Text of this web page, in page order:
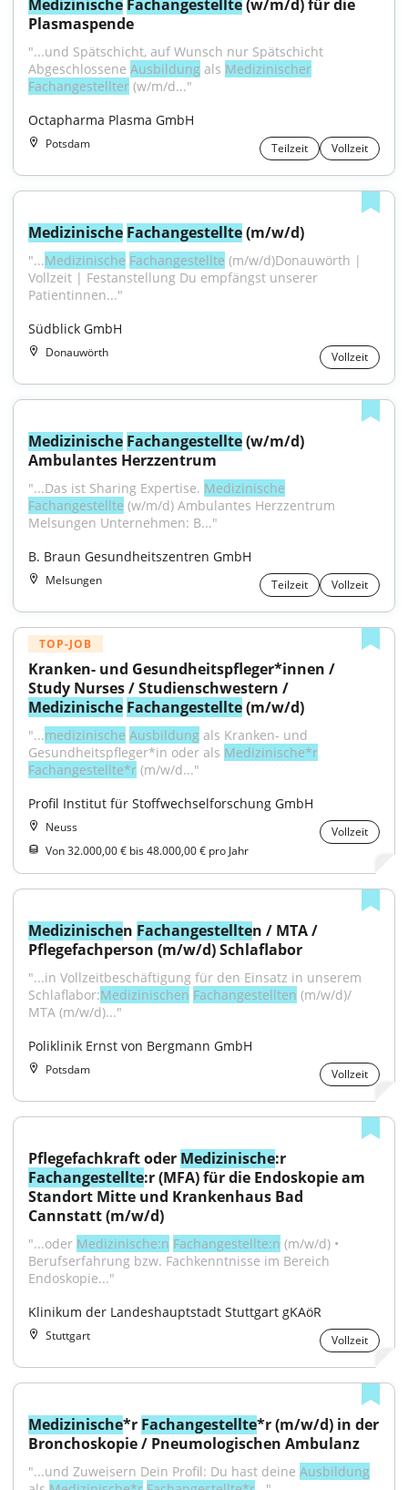
Medizinische Fachangestellte (w/m/d) für die
Plasmaspende
"...und Spätschicht, auf Wunsch nur Spätschicht
Abgeschlossene Ausbildung als Medizinischer
Fachangestellter (w/m/d..."
Octapharma Plasma GmbH
Potsdam Teilzeit Vollzeit
Medizinische Fachangestellte (m/w/d)
"...Medizinische Fachangestellte (m/w/d)Donauwörth |
Vollzeit | Festanstellung Du empfängst unserer
Patientinnen..."
Südblick GmbH
Donauwörth Vollzeit
Medizinische Fachangestellte (w/m/d)
Ambulantes Herzzentrum
"...Das ist Sharing Expertise. Medizinische
Fachangestellte (w/m/d) Ambulantes Herzzentrum
Melsungen Unternehmen: B..."
B. Braun Gesundheitszentren GmbH
Melsungen Teilzeit Vollzeit
TOP-JOB
Kranken- und Gesundheitspfleger*innen /
Medizinische Fachangestellte (m/w/d)
"...medizinische Ausbildung als Kranken- und
Gesundheitspfleger*in oder als Medizinische*r
Fachangestellte*r (m/w/d..."
Profil Institut für Stoffwechselforschung GmbH
Neuss
Vollzeit
Von 32.000,00 € bis 48.000,00 € pro Jahr
Medizinischen Fachangestellten / MTA /
Pflegefachperson (m/w/d) Schlaflabor
"...in Vollzeitbeschäftigung für den Einsatz in unserem
Schlaflabor:Medizinischen Fachangestellten (m/w/d)/
MTA (m/w/d)..."
Poliklinik Ernst von Bergmann GmbH
Potsdam Vollzeit
Pflegefachkraft oder Medizinische
Fachangestellte:r (MFA) für die Endoskopie am
Standort Mitte und Krankenhaus Bad
Cannstatt (m/w/d)
"...oder Medizinische:n Fachangestellte:n (m/w/d) •
Berufserfahrung bzw. Fachkenntnisse im Bereich
Endoskopie..."
Klinikum der Landeshauptstadt Stuttgart gKAöR
Stuttgart Vollzeit
Medizinische*r Fachangestellte*r (m/w/d) in der
Bronchoskopie / Pneumologischen Ambulanz
"...und Zuweisern Dein Profil: Du hast deine Ausbildung